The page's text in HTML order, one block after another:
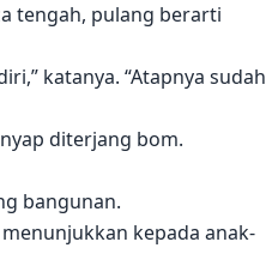
tengah, pulang berarti
katanya. “Atapnya sudah
diterjang bom.
bangunan.
kepada anak-